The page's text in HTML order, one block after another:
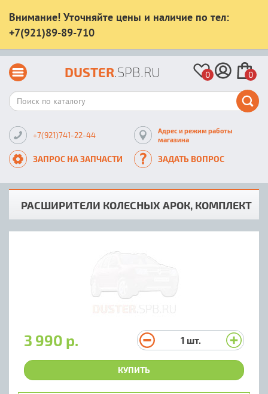
Внимание! Уточняйте цены и наличие по тел:
+7(921)89-89-710
DUSTER.SPB.RU 0 0
+7(921)741-22-44
Адрес и режим работы
магазина
ЗАПРОС НА ЗАПЧАСТИ ЗАДАТЬ ВОПРОС
РАСШИРИТЕЛИ КОЛЕСНЫХ АРОК, КОМПЛЕКТ
3 990 р. 1 шт.
КУПИТЬ